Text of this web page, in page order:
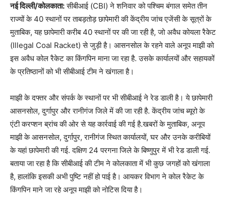
नई दिल्ली/कोलकाता:सीबीआई (CBI) ने शनिवार को पश्चिम बंगाल समेत तीन
राज्यों के 40 स्थानों पर ताबड़तोड़ छापेमारी की केंद्रीय जांच एजेंसी के सूत्रों के
मुताबिक, यह छापेमारी करीब 40 स्थानों पर की जा रही है, जो अवैध कोयला रैकेट
(Illegal Coal Racket) से जुड़ी है। आसनसोल के रहने वाले अनूप माझी को
इस अवैध कोल रैकेट का किंगपिन माना जा रहा है. उसके कार्यालयों और सहायकों
के प्रतिष्ठानों को भी सीबीआई टीम ने खंगाला है।
माझी के दफ्तर और संपर्क के स्थानों पर भी सीबीआई ने रेड डाली है। ये छापेमारी
आसनसोल, दुर्गापुर और रानीगंज जिले में की जा रही है. केंद्रीय जांच ब्यूरो के
एंटी करप्शन ब्रांच की ओर से यह कार्रवाई की गई है.खबरों के मुताबिक, अनूप
माझी के आसनसोल, दुर्गापुर, रानीगंज स्थित कार्यालयों, घर और उनके करीबियों
के यहां छापेमारी की गई. दक्षिण 24 परगना जिले के बिष्णुपुर में भी रेड डाली गई.
बताया जा रहा है कि सीबीआई की टीम ने कोलकाता में भी कुछ जगहों को खंगाला
है, हालांकि इसकी अभी पुष्टि नहीं हो पाई है। आयकर विभाग ने कोल रैकेट के
किंगपिन माने जा रहे अनूप माझी को नोटिस दिया है।